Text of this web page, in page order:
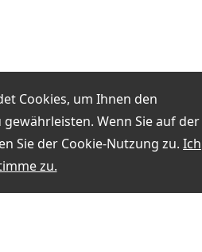
Cookies, um Ihnen den
Wenn Sie auf der
Sie der Cookie-Nutzung zu. Ich
zu.
Diplomauswertung
während der QSO-Eingabe